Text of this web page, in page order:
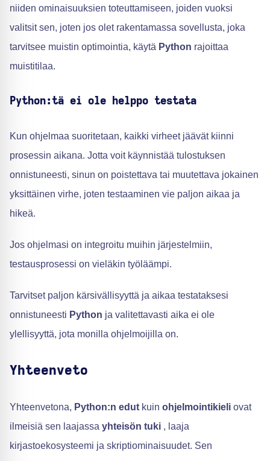
niiden ominaisuuksien toteuttamiseen, joiden vuoksi
valitsit sen, joten jos olet rakentamassa sovellusta, joka
tarvitsee muistin optimointia, käytä Python rajoittaa
muistitilaa.
Python:tä ei ole helppo testata
Kun ohjelmaa suoritetaan, kaikki virheet jäävät kiinni
prosessin aikana. Jotta voit käynnistää tulostuksen
onnistuneesti, sinun on poistettava tai muutettava jokainen
yksittäinen virhe, joten testaaminen vie paljon aikaa ja
hikeä.
Jos ohjelmasi on integroitu muihin järjestelmiin,
testausprosessi on vieläkin työläämpi.
Tarvitset paljon kärsivällisyyttä ja aikaa testataksesi
onnistuneesti Python ja valitettavasti aika ei ole
ylellisyyttä, jota monilla ohjelmoijilla on.
Yhteenveto
Yhteenvetona, Python:n edut kuin ohjelmointikieli ovat
ilmeisiä sen laajassa yhteisön tuki , laaja
kirjastoekosysteemi ja skriptiominaisuudet. Sen